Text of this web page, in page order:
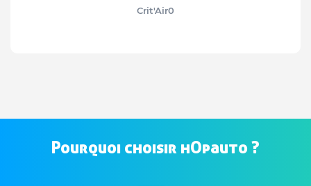
Crit'Air0
Pourquoi choisir hOpauto ?